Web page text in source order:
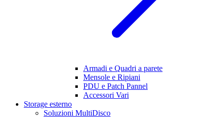
Armadi e Quadri a parete
Mensole e Ripiani
PDU e Patch Pannel
Accessori Vari
Storage esterno
Soluzioni MultiDisco